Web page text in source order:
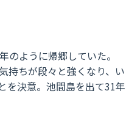
ように帰郷していた。
持ちが段々と強くなり、い
を決意。池間島を出て31年